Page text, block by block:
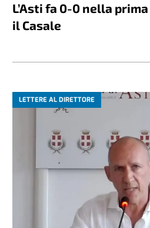
L’Asti fa 0-0 nella
il Casale
LETTERE AL DIRETTORE